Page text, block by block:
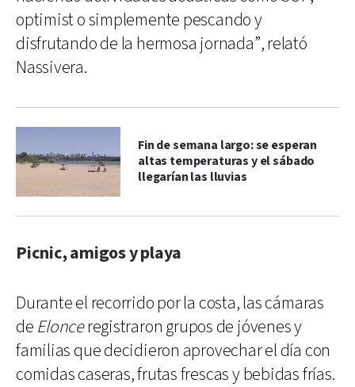
optimist o simplemente pescando y
disfrutando de la hermosa jornada”, relató
Nassivera.
Fin de semana largo: se esperan
altas temperaturas y el sábado
llegarían las lluvias
Picnic, amigos y playa
Durante el recorrido por la costa, las cámaras
de Elonceregistraron grupos de jóvenes y
familias que decidieron aprovechar el día con
comidas caseras, frutas frescas y bebidas frías.